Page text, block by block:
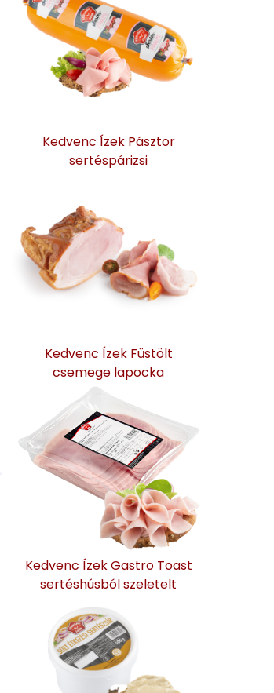
Kedvenc Ízek Pásztor
sertéspárizsi
Kedvenc Ízek Füstölt
csemege lapocka
Kedvenc Ízek Gastro Toast
sertéshúsból szeletelt